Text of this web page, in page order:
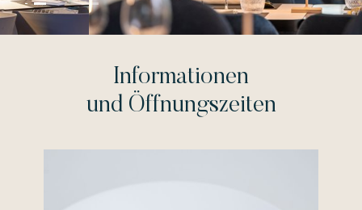
Informationen
und Öffnungszeiten